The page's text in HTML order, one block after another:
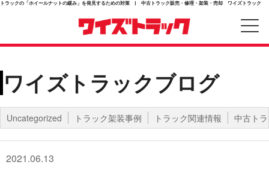
トラックの「ホイールナットの緩み」を発見するための対策 | 中古トラック販売・修理・架装・売却 ワイズトラック
ワイズトラックブログ
Uncategorized トラック架装事例 トラック関連情報 中古ト
2021.06.13